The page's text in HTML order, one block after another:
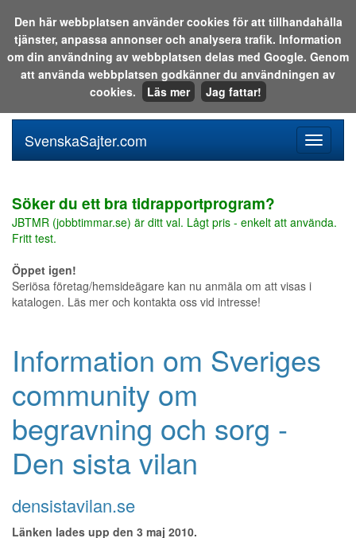
Sök i katalogen eller på webben:
meny
SvenskaSajter.com
Söker du ett bra tidrapportprogram?
JBTMR (jobbtimmar.se) är ditt val. Lågt pris - enkelt att använda.
Fritt test.
Öppet igen!
Seriösa företag/hemsideägare kan nu anmäla om att visas i
katalogen. Läs mer och kontakta oss vid intresse!
Information om Sveriges
community om
begravning och sorg -
Den sista vilan
densistavilan.se
Länken lades upp den 3 maj 2010.
Den här webbplatsen använder cookies för att tillhandahålla
tjänster, anpassa annonser och analysera trafik. Information
om din användning av webbplatsen delas med Google. Genom
att använda webbplatsen godkänner du användningen av
cookies.
Läs mer Jag fattar!